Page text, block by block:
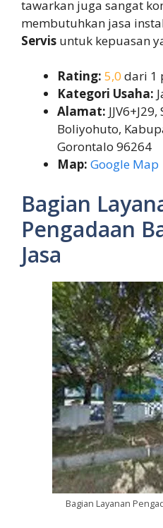
tawarkan juga sangat
membutuhkan jasa
Servis untuk kepuasan
Rating: 5,0 dari 1
Kategori Usaha:
Alamat:
Boliyohuto,
Gorontalo 96264
Map: Google Map
Bagian
Pengadaan
Jasa
Bagian Layanan